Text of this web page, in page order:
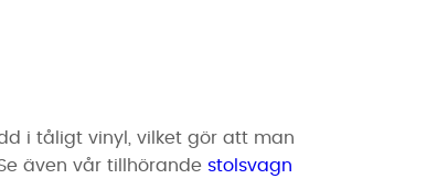
i tåligt vinyl, vilket gör att man
Se även vår tillhörande stolsvagn